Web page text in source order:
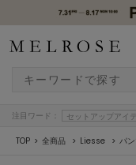
注目ワード： セットアップアイ
TOP 全商品 Liesse パ